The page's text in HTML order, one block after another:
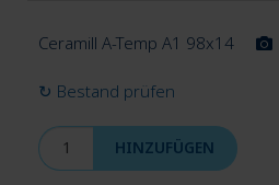
Ceramill A-Temp A1 98x14
↻ Bestand prüfen
HINZUFÜGEN